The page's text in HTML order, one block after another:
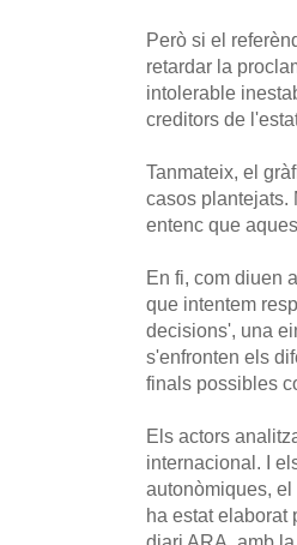
Però si el
retardar la
intolerable
creditors de
Tanmateix, el
casos plantejats.
entenc que
En fi, com diuen
que intentem
decisions', una
s'enfronten els
finals possibles
Els actors
internacional. I
autonòmiques,
ha estat elaborat